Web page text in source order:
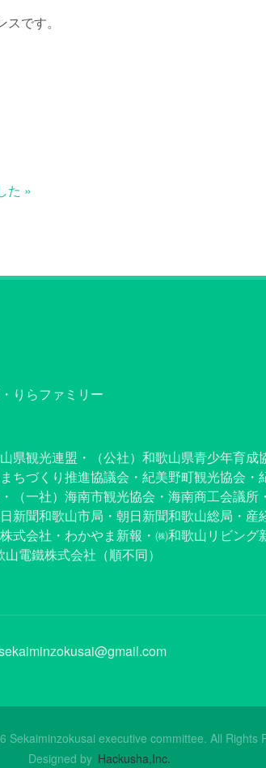
です。
た »
りらファミリー
県観光連盟・（公社）和歌山県青少年育
ちづくり推進協議会・紀美野町観光協会
（一社）海南市観光協会・海南商工会議
新聞和歌山市局・朝日新聞和歌山総局・
式会社・わかやま新報・㈱和歌山リビン
電鐵株式会社（順不同）
Sekaiminzokusai executive committee. All Rights
Designed by Hackusha,Inc.